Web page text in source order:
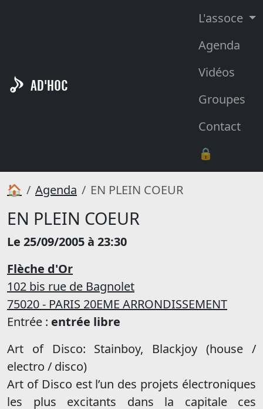
AD'HOC
L'assoce
Agenda
Vidéos
Groupes
Contact
🔒
🏠 Agenda EN PLEIN COEUR
EN PLEIN COEUR
Le 25/09/2005 à 23:30
Flèche d'Or
102 bis rue de Bagnolet
75020 - PARIS 20EME ARRONDISSEMENT
Entrée : entrée libre
Art of Disco: Stainboy, Blackjoy (house /
electro / disco)
Art of Disco est l’un des projets électroniques
les plus excitants dans la capitale ces